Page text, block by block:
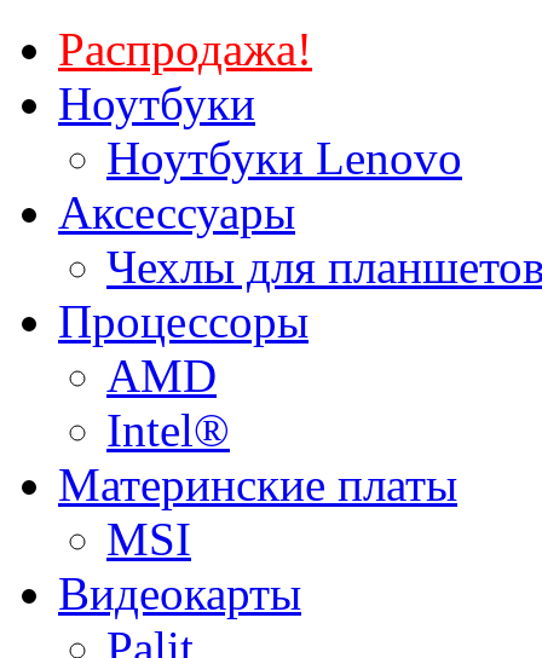
Распродажа!
Ноутбуки
Ноутбуки Lenovo
Аксессуары
Чехлы для
Процессоры
AMD
Intel®
Материнские платы
MSI
Видеокарты